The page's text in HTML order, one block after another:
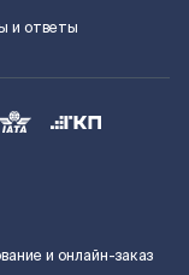
и ответы
и онлайн-заказ